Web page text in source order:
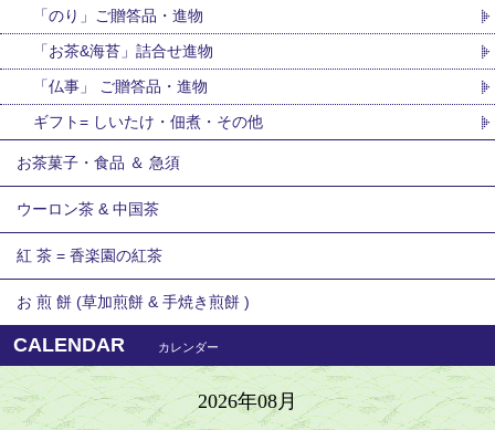
「のり」ご贈答品・進物
「お茶&海苔」詰合せ進物
「仏事」 ご贈答品・進物
ギフト= しいたけ・佃煮・その他
お茶菓子・食品 ＆ 急須
ウーロン茶 & 中国茶
紅 茶 = 香楽園の紅茶
お 煎 餅 (草加煎餅 & 手焼き煎餅 )
CALENDAR カレンダー
2026年08月